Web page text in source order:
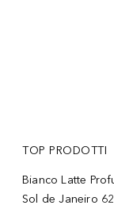
TOP PRODOTTI
Bianco Latte
Sol de Janeiro 62